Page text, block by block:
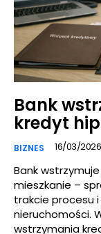
Bank
kredyt
BIZNES 16/03/2026
Bank
mieszkanie –
trakcie procesu
nieruchomości.
wstrzymania